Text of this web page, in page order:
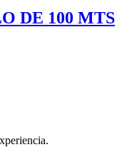
DE 100 MTS